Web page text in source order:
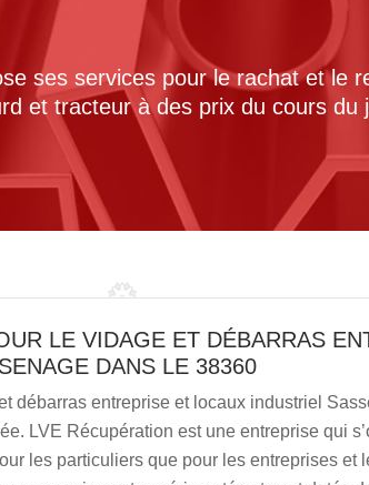
ses services pour le rachat et le
et tracteur à des prix du cours
LE VIDAGE ET DÉBARRAS
DANS LE 38360
débarras entreprise et locaux industriel
LVE Récupération est une entreprise qui
les particuliers que pour les entreprises et